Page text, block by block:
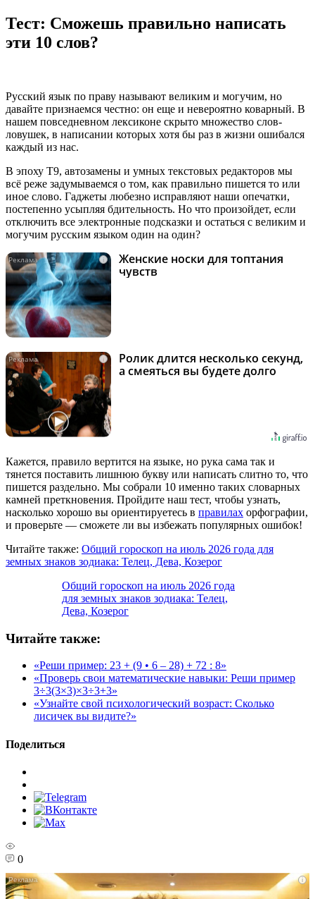
Тест: Сможешь правильно написать
эти 10 слов?
Русский язык по праву называют великим и могучим, но
давайте признаемся честно: он еще и невероятно коварный. В
нашем повседневном лексиконе скрыто множество слов-
ловушек, в написании которых хотя бы раз в жизни ошибался
каждый из нас.
В эпоху Т9, автозамены и умных текстовых редакторов мы
всё реже задумываемся о том, как правильно пишется то или
иное слово. Гаджеты любезно исправляют наши опечатки,
постепенно усыпляя бдительность. Но что произойдет, если
отключить все электронные подсказки и остаться с великим и
могучим русским языком один на один?
i
Женские носки для топтания
чувств
i
Ролик длится несколько секунд,
а смеяться вы будете долго
Кажется, правило вертится на языке, но рука сама так и
тянется поставить лишнюю букву или написать слитно то, что
пишется раздельно. Мы собрали 10 именно таких словарных
камней преткновения. Пройдите наш тест, чтобы узнать,
насколько хорошо вы ориентируетесь в правилах орфографии,
и проверьте — сможете ли вы избежать популярных ошибок!
Читайте также: Общий гороскоп на июль 2026 года для
земных знаков зодиака: Телец, Дева, Козерог
Общий гороскоп на июль 2026 года
для земных знаков зодиака: Телец,
Дева, Козерог
Читайте также:
«Реши пример: 23 + (9 • 6 – 28) + 72 : 8»
«Проверь свои математические навыки: Реши пример
3÷3(3×3)×3÷3+3»
«Узнайте свой психологический возраст: Сколько
лисичек вы видите?»
Поделиться
0
i